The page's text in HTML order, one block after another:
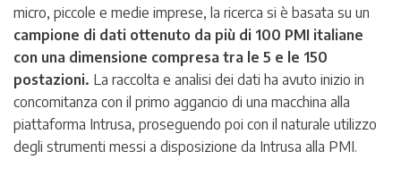
micro, piccole e medie imprese, la ricerca si è basata su un
campione di dati ottenuto da più di 100 PMI italiane
con una dimensione compresa tra le 5 e le 150
postazioni. La raccolta e analisi dei dati ha avuto inizio in
concomitanza con il primo aggancio di una macchina alla
piattaforma Intrusa, proseguendo poi con il naturale utilizzo
degli strumenti messi a disposizione da Intrusa alla PMI.